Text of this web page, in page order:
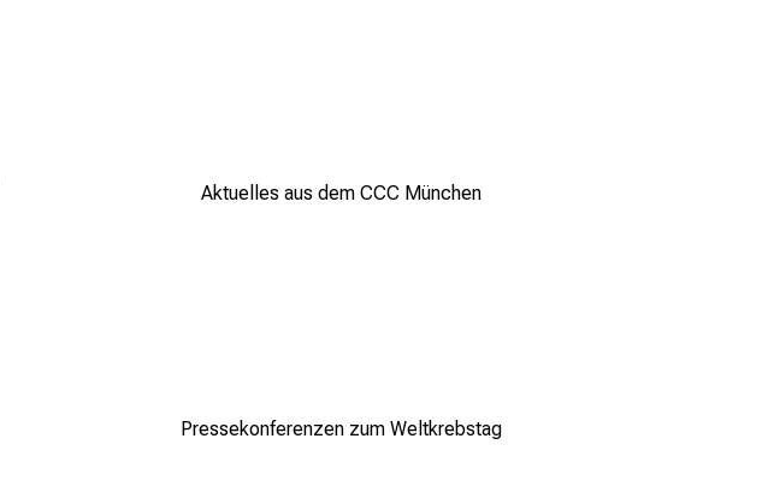
Aktuelles aus dem CCC München
Pressekonferenzen zum Weltkrebstag